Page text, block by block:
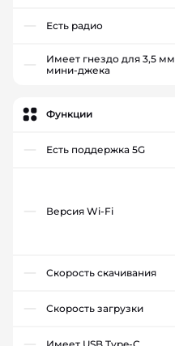
Есть радио
Имеет гнездо для 3,5 мм
мини-джека
Функции
Есть поддержка 5G
Версия Wi-Fi
Скорость скачивания
Скорость загрузки